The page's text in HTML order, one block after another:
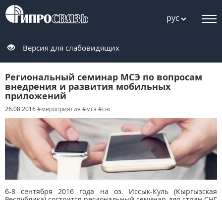
рус
Версия для слабовидящих
Региональный семинар МСЭ по вопросам
внедрения и развития мобильных
приложений
26.08.2016#мероприятия #мсэ#снг
6-8 сентября 2016 года на оз. Иссык-Куль (Кыргызская